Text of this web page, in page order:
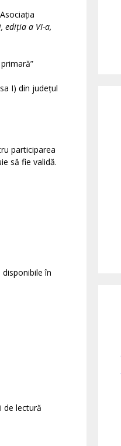
ediția a VI-a,
I) din județul
participarea
să fie validă.
în
de lectură